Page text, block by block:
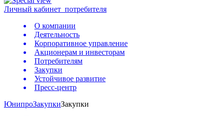
Личный кабинет потребителя
О компании
Деятельность
Корпоративное управление
Акционерам и инвесторам
Потребителям
Закупки
Устойчивое развитие
Пресс-центр
ЮнипроЗакупкиЗакупки